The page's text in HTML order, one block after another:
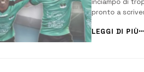
pronto a
Serie A2.
contro il CUS
non […]
LEGGI DI PIÙ